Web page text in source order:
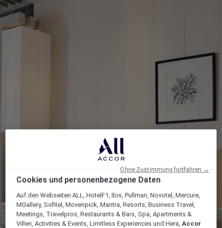
Cookies und personenbezogene Daten
Auf den Webseiten ALL, HotelF1, Ibis, Pullman, Novotel, Mercure,
MGallery, Sofitel, Movenpick, Mantra, Resorts, Business Travel,
Meetings, Travelpros, Restaurants & Bars, Spa, Apartments &
Villen, Activities & Events, Limitless Experiences und Hera,Accor
Ohne Zustimmung fortfahren →